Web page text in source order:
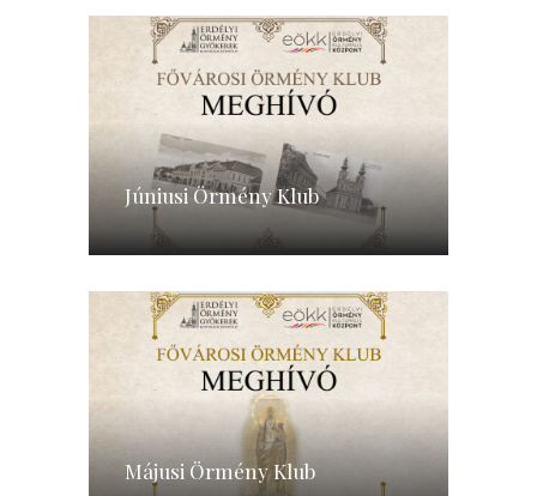
Júniusi Örmény Klub
Májusi Örmény Klub